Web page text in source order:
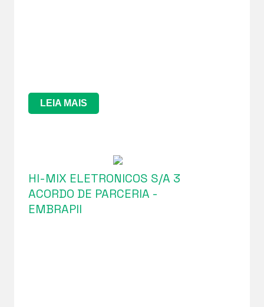
LEIA MAIS
HI-MIX ELETRONICOS S/A 3
ACORDO DE PARCERIA -
EMBRAPII